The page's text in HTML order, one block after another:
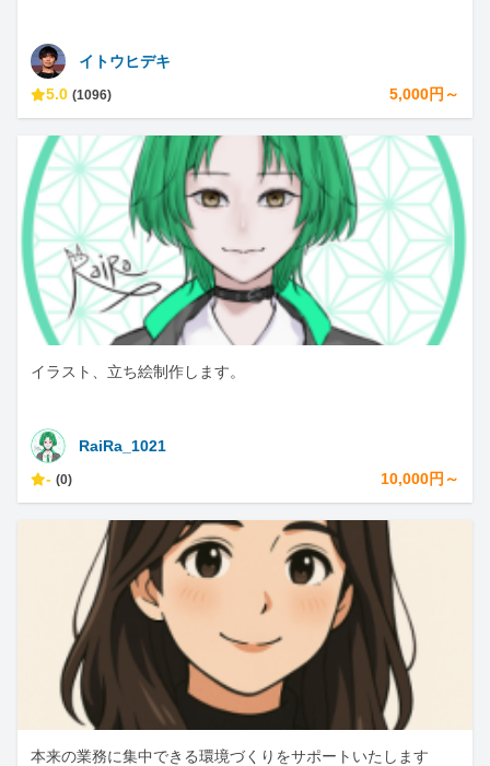
イトウヒデキ
5.0 (1096) 5,000円～
イラスト、立ち絵制作します。
RaiRa_1021
- (0) 10,000円～
本来の業務に集中できる環境づくりをサポートいたします